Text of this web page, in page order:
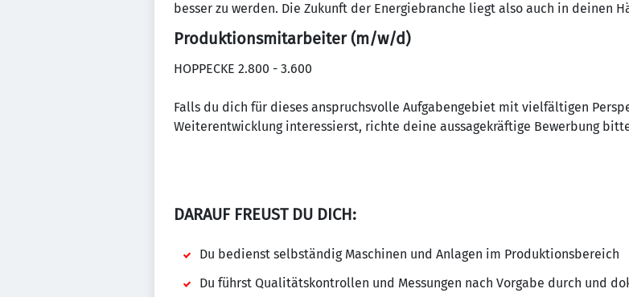
besser zu werden. Die Zukunft der Energiebranche liegt also auch in deinen
Produktionsmitarbeiter (m/w/d)
HOPPECKE 2.800 - 3.600
Falls du dich für dieses anspruchsvolle Aufgabengebiet mit vielfältigen
Weiterentwicklung interessierst, richte deine aussagekräftige Bewerbung
DARAUF FREUST DU DICH:
Du bedienst selbständig Maschinen und Anlagen im Produktionsbereich
Du führst Qualitätskontrollen und Messungen nach Vorgabe durch und